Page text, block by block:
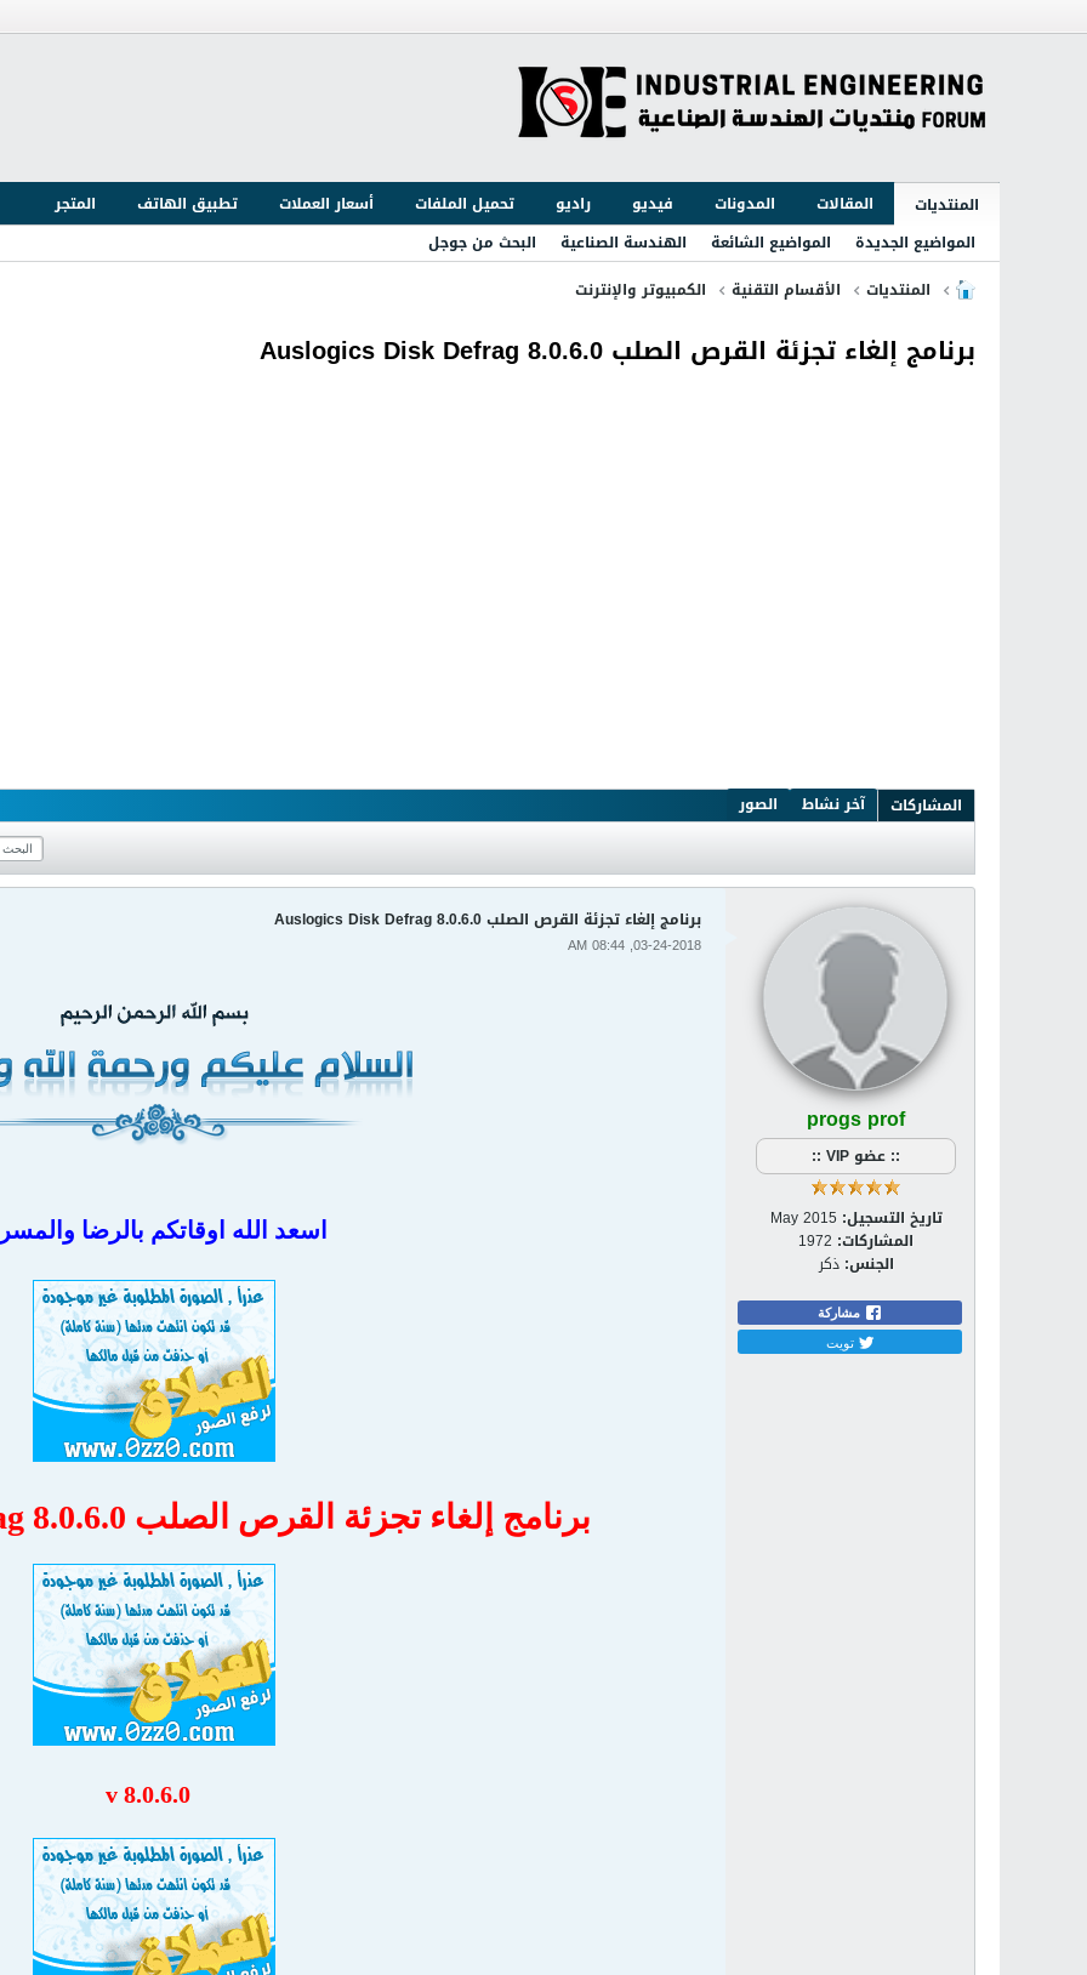
المنتديات المقالات المدونات فيديو راديو تحميل الملفات أسعار العملات تطبيق الهاتف
المتجر
المواضيع الجديدة
المواضيع الشائعة الهندسة الصناعية
البحث من جوجل
المنتديات
الأقسام التقنية الكمبيوتر والإنترنت
برنامج إلغاء تجزئة القرص الصلب Auslogics Disk Defrag 8.0.6.0
المشاركات آخر نشاط الصور
progs prof
:: عضو VIP ::
تاريخ التسجيل: May 2015
المشاركات: 1972
الجنس: ذكر
مشاركة
تويت
برنامج إلغاء تجزئة القرص الصلب Auslogics Disk Defrag 8.0.6.0
03-24-2018, 08:44 AM
اسعد الله اوقاتكم بالرضا
برنامج إلغاء تجزئة القرص الصلب Auslogics Disk Defrag 8.0.6.0
v 8.0.6.0